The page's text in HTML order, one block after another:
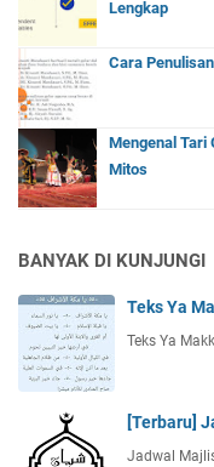
Lengkap
Cara
Mengenal Tari
Mitos
BANYAK DI KUNJUNGI
Teks Ya
Teks Ya
[Terbaru]
Jadwal